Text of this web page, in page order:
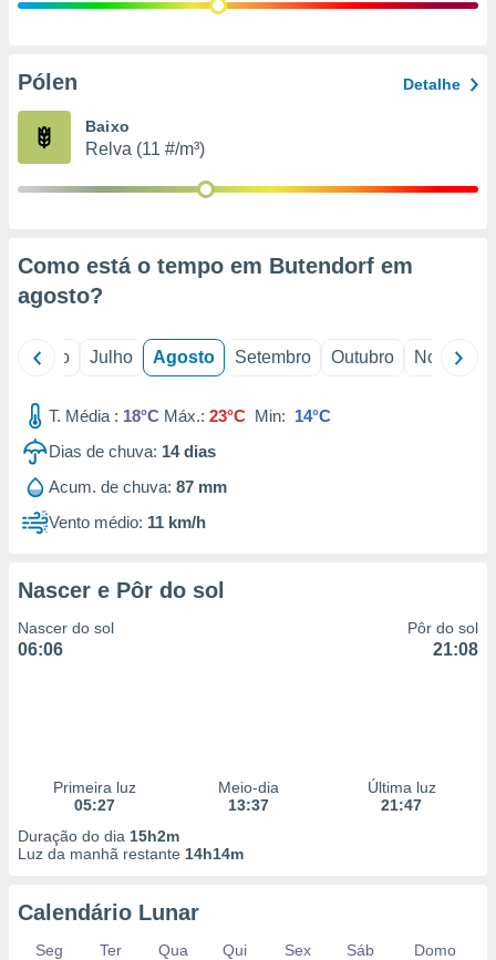
e
de
Pólen Detalhe
Baixo
Relva (11 #/m³)
Como está o tempo em Butendorf em
agosto?
Junho Julho Agosto Setembro Outubro Novembro
T. Média : 18°C Máx.: 23°C Min: 14°C
Dias de chuva: 14dias
Acum. de chuva: 87 mm
Vento médio: 11 km/h
Nascer e Pôr do sol
Nascer do sol
06:06
Pôr do sol
21:08
Primeira luz
05:27
Meio-dia
13:37
Última luz
21:47
Duração do dia 15h2m
Luz da manhã restante 14h14m
Calendário Lunar
Seg Ter Qua Qui Sex Sáb
Domo